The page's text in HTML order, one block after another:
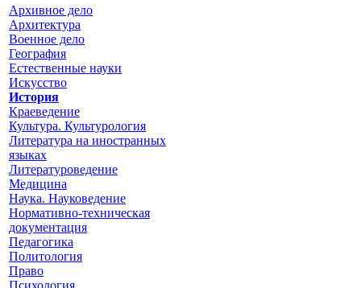
Архивное дело
Архитектура
Военное дело
География
Естественные науки
Искусство
История
Краеведение
Культура. Культурология
Литература на иностранных
языках
Литературоведение
Медицина
Наука. Науковедение
Нормативно-техническая
документация
Педагогика
Политология
Право
Психология